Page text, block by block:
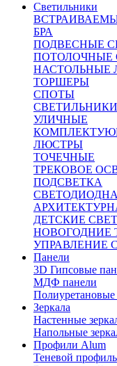
Светильники
ВСТРАИВАЕМЫЕ
БРА
ПОДВЕСНЫЕ
ПОТОЛОЧНЫЕ
НАСТОЛЬНЫЕ
ТОРШЕРЫ
СПОТЫ
УЛИЧНЫЕ
ЛЮСТРЫ
ТОЧЕЧНЫЕ
ТРЕКОВОЕ
ПОДСВЕТКА
ДЕТСКИЕ
НОВОГОДНИЕ
УПРАВЛЕНИЕ
Панели
3D Гипсовые
МДФ панели
Полиуретановые
Зеркала
Настенные
Напольные
Профили Alum
Теневой профиль